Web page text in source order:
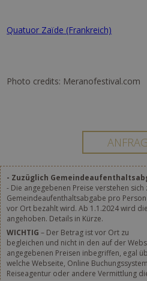
Quatuor Zaïde (Frankreich)
Photo credits: Meranofestival.com
- Zuzüglich
- Die angegebenen Preise verstehen sich
Gemeindeaufenthaltsabgabe pro Person
vor Ort bezahlt wird. Ab 1.1.2024 wird
angehoben. Details in Kürze.
WICHTIG – Der Betrag ist vor Ort zu
begleichen und nicht in den auf der
angegebenen Preisen inbegriffen, egal
welche Webseite, Online
Reiseagentur oder andere Vermittlung